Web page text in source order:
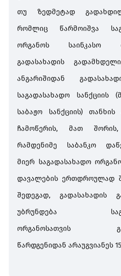
თუ ზედმეტად
რომლიც წარმოიშვა
ორგანოს საინკასო
გადასახადის
ანგარიშიდან
საგადასახადო სანქციის
საბაჟო სანქციის)
ჩამოწერის, მათ
რამდენიმე საბანკო
მიერ საგადასახადო
დავალების ერთდროულად
შედეგად, გადასახადის
უბრუნდება
ორგანოსათვის
წარდგენიდან არაუგვიანეს